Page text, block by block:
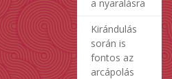
a nyaralásra
Kirándulás
során is
fontos az
arcápolás